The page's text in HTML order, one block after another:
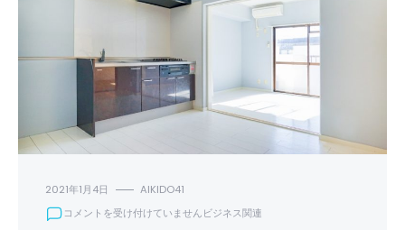
2021年1月4日
AIKIDO41
太
コメントを受け付けていませんビジネス関連